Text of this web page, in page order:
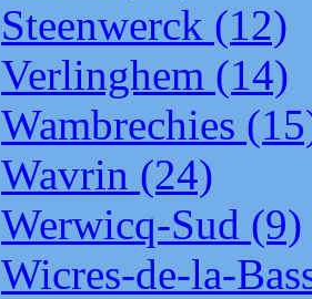
Steenwerck (12)
Verlinghem (14)
Wambrechies
Wavrin (24)
Werwicq-Sud (9)
Wicres-de-la-